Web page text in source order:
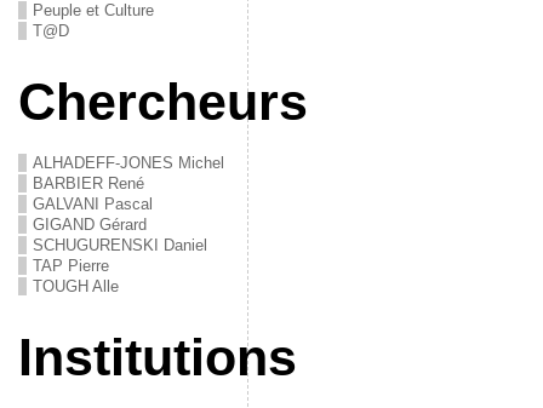
Peuple et Culture
T@D
Chercheurs
ALHADEFF-JONES Michel
BARBIER René
GALVANI Pascal
GIGAND Gérard
SCHUGURENSKI Daniel
TAP Pierre
TOUGH Alle
Institutions